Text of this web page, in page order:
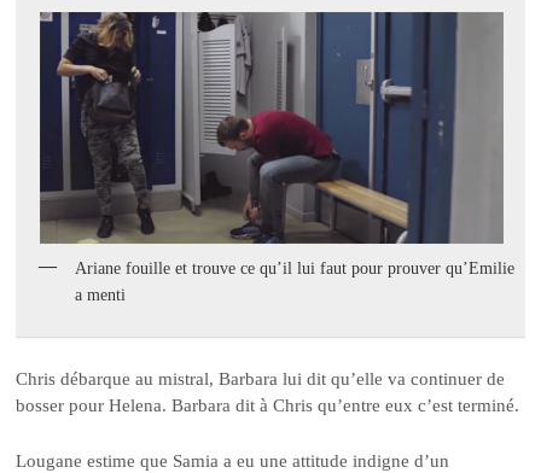
Ariane fouille et trouve ce qu’il lui faut pour prouver qu’Emilie
a menti
Chris débarque au mistral, Barbara lui dit qu’elle va continuer de
bosser pour Helena. Barbara dit à Chris qu’entre eux c’est terminé.
Lougane estime que Samia a eu une attitude indigne d’un